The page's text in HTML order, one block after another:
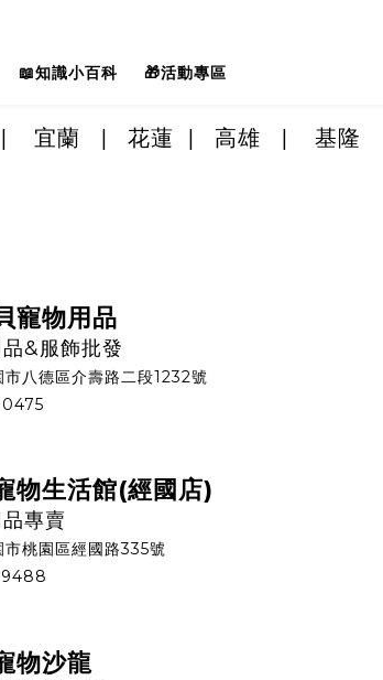
📖知識小百科 🎁活動專區
宜蘭 | 花蓮 | 高雄 | 基隆
寵物用品
&服飾批發
八德區介壽路二段1232號
物生活館(經國店)
專賣
桃園區經國路335號
物沙龍